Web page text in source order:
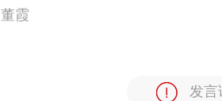
董霞
发言